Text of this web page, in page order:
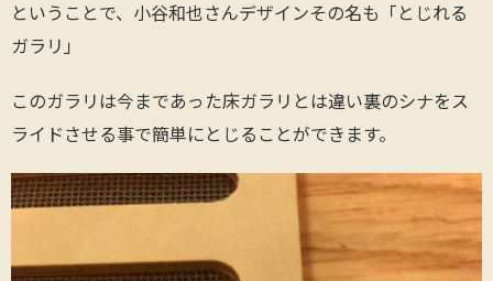
ということで、小谷和也さんデザインその名も「とじれる
ガラリ」
このガラリは今まであった床ガラリとは違い裏のシナをス
ライドさせる事で簡単にとじることができます。